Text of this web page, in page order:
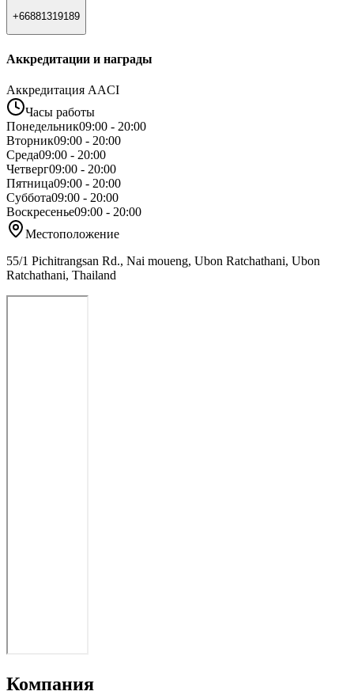
+66881319189
Аккредитации и награды
Аккредитация AACI
Часы работы
Понедельник09:00 - 20:00
Вторник09:00 - 20:00
Среда09:00 - 20:00
Четверг09:00 - 20:00
Пятница09:00 - 20:00
Суббота09:00 - 20:00
Воскресенье09:00 - 20:00
Местоположение
55/1 Pichitrangsan Rd., Nai moueng, Ubon Ratchathani, Ubon
Ratchathani, Thailand
Компания